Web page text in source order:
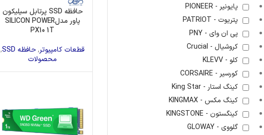
پایونیر - PIONEER
پتریوت - PATRIOT
پی ان وای - PNY
کروشیال - Crucial
کلو - KLEVV
کورسیر - CORSAIRE
کینگ استار - King Star
کینگ مکس - KINGMAX
کینگستون - KINGSTONE
گلووی - GLOWAY
حافظه SSD پرتابل سیلیکون
پاور مدلSILICON POWER
PX10 1T
قطعات کامپیوتر,حافظه SSD
,
محصولات